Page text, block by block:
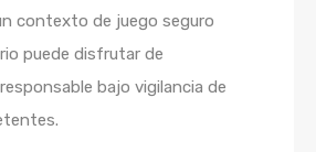
contexto de juego seguro
puede disfrutar de
bajo vigilancia de